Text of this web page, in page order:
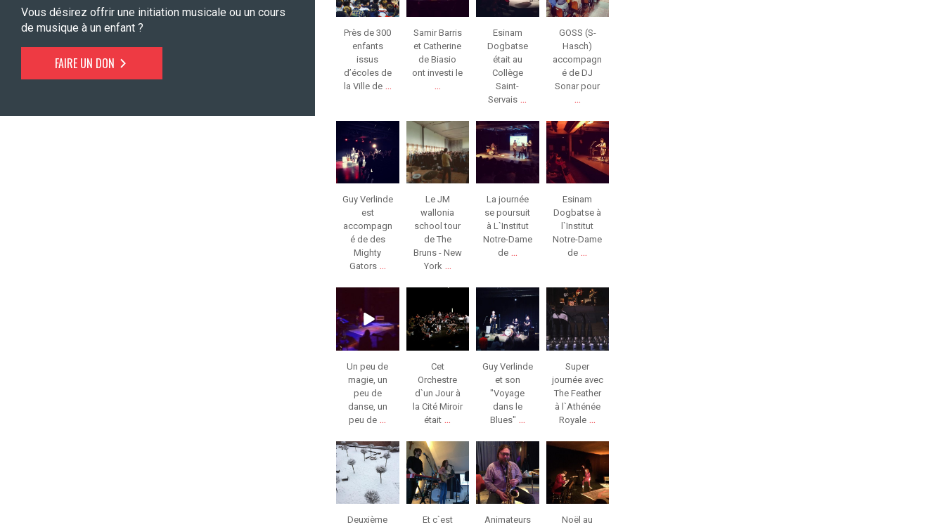
Vous désirez offrir une initiation musicale ou un cours
de musique à un enfant ?
FAIRE UN DON
Près de 300
enfants
issus
d’écoles de
la Ville de ...
Samir Barris
et Catherine
de Biasio
ont investi le
...
Esinam
Dogbatse
était au
Collège
Saint-
Servais ...
GOSS (S-
Hasch)
accompagn
é de DJ
Sonar pour
...
jeunessesmusical
eslg
Jan 31
Guy Verlinde
est
accompagn
é de des
Mighty
Gators ...
jeunessesmusical
eslg
Jan 26
Le JM
wallonia
school tour
de The
Bruns - New
York ...
jeunessesmusical
eslg
Jan 25
La journée
se poursuit
à L`Institut
Notre-Dame
de ...
jeunessesmusical
eslg
Jan 25
Esinam
Dogbatse à
l`Institut
Notre-Dame
de ...
eslg
Nov 7
Un peu de
magie, un
peu de
danse, un
peu de ...
Fév 5
Cet
Orchestre
d`un Jour à
la Cité Miroir
était ...
jeunessesmusical
Fév 1
Guy Verlinde
et son
"Voyage
dans le
Blues" ...
jeunessesmusical
eslg
Jan 27
Super
journée avec
The Feather
à l`Athénée
Royale ...
jeunessesmusical
eslg
Jan 13
Deuxième
jeunessesmusical
eslg
Jan 12
Et c`est
jeunessesmusical
eslg
Jan 6
Animateurs
jeunessesmusical
Jan 6
Noël au